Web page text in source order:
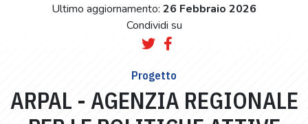
Ultimo aggiornamento: 26 Febbraio 2026
Condividi su
Progetto
ARPAL - AGENZIA REGIONALE